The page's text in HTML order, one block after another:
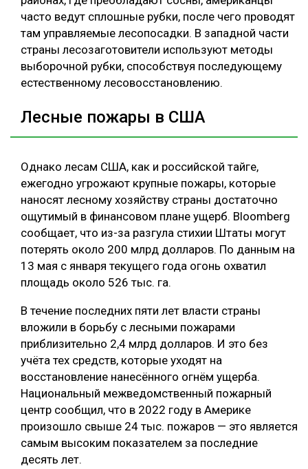
часто ведут сплошные рубки, после чего проводят
там управляемые лесопосадки. В западной части
страны лесозаготовители используют методы
выборочной рубки, способствуя последующему
естественному лесовосстановлению.
Лесные пожары в США
Однако лесам США, как и российской тайге,
ежегодно угрожают крупные пожары, которые
наносят лесному хозяйству страны достаточно
ощутимый в финансовом плане ущерб. Bloomberg
сообщает, что из-за разгула стихии Штаты могут
потерять около 200 млрд долларов. По данным на
13 мая с января текущего года огонь охватил
площадь около 526 тыс. га.
В течение последних пяти лет власти страны
вложили в борьбу с лесными пожарами
приблизительно 2,4 млрд долларов. И это без
учёта тех средств, которые уходят на
восстановление нанесённого огнём ущерба.
Национальный межведомственный пожарный
центр сообщил, что в 2022 году в Америке
произошло свыше 24 тыс. пожаров — это является
самым высоким показателем за последние
десять лет.